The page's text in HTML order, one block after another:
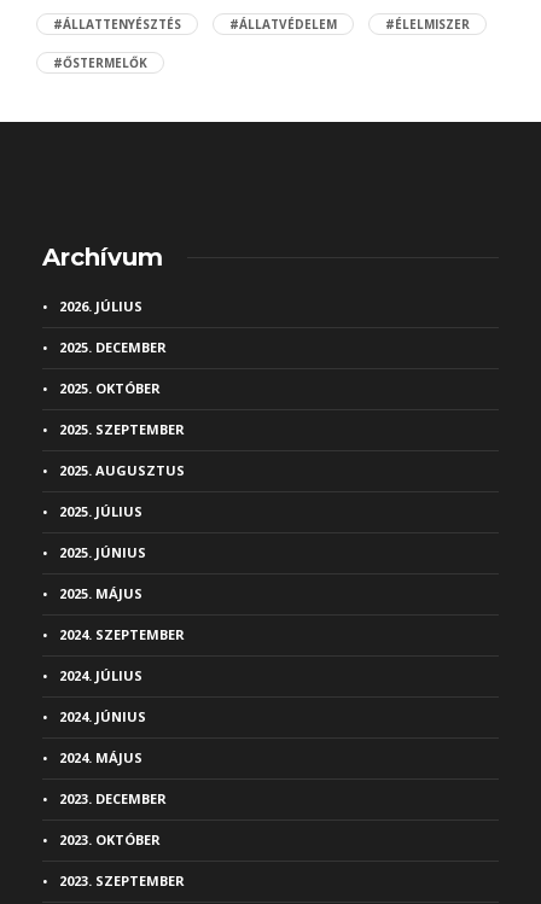
#ÁLLATTENYÉSZTÉS #ÁLLATVÉDELEM #ÉLELMISZER
#ŐSTERMELŐK
Archívum
2026. JÚLIUS
2025. DECEMBER
2025. OKTÓBER
2025. SZEPTEMBER
2025. AUGUSZTUS
2025. JÚLIUS
2025. JÚNIUS
2025. MÁJUS
2024. SZEPTEMBER
2024. JÚLIUS
2024. JÚNIUS
2024. MÁJUS
2023. DECEMBER
2023. OKTÓBER
2023. SZEPTEMBER